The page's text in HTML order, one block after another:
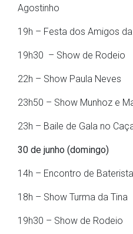
Agostinho
19h – Festa dos Amigos
19h30 – Show de Rodeio
22h – Show Paula Neves
23h50 – Show Munhoz e
23h – Baile de Gala no
30 de junho (domingo)
14h – Encontro de
18h – Show Turma da Tina
19h30 – Show de Rodeio